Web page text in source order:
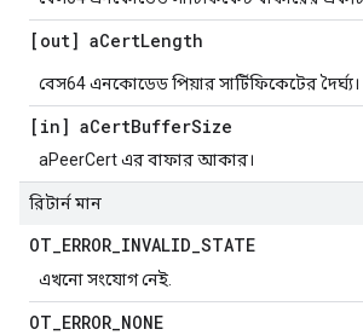
[out] aCertLength
বেস64 এনকোডেড পিয়ার সার্টিফিকেটের দৈর্ঘ্য।
[in] aCertBufferSize
aPeerCert এর বাফার আকার।
রিটার্ন মান
OT_ERROR_INVALID_STATE
এখনো সংযোগ নেই.
OT_ERROR_NONE